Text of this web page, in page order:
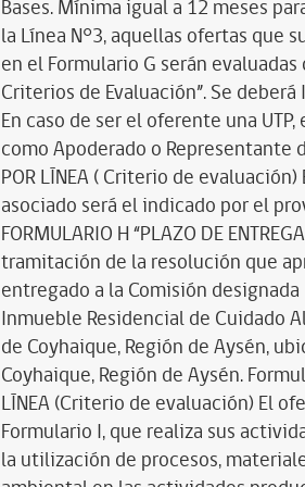
Bases. Mínima igual a 12 meses
la Línea N°3, aquellas ofertas que
en el Formulario G serán
Criterios de Evaluación”. Se
En caso de ser el oferente una
como Apoderado o Representante
POR LÍNEA ( Criterio de
asociado será el indicado por el
FORMULARIO H “PLAZO DE
tramitación de la resolución que
entregado a la Comisión
Inmueble Residencial de Cuidado
de Coyhaique, Región de Aysén,
Coyhaique, Región de Aysén.
LÍNEA (Criterio de evaluación) El
Formulario I, que realiza sus
la utilización de procesos,